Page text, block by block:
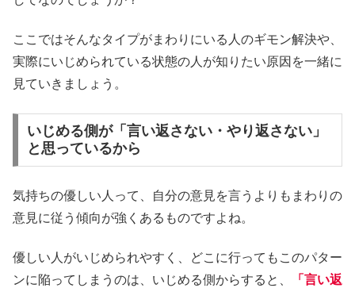
ここではそんなタイプがまわりにいる人のギモン解決や、
実際にいじめられている状態の人が知りたい原因を一緒に
見ていきましょう。
いじめる側が「言い返さない・やり返さない」
と思っているから
気持ちの優しい人って、自分の意見を言うよりもまわりの
意見に従う傾向が強くあるものですよね。
優しい人がいじめられやすく、どこに行ってもこのパター
ンに陥ってしまうのは、いじめる側からすると、
「言い返